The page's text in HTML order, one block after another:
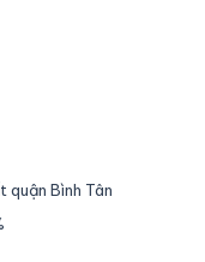
quận Bình Tân